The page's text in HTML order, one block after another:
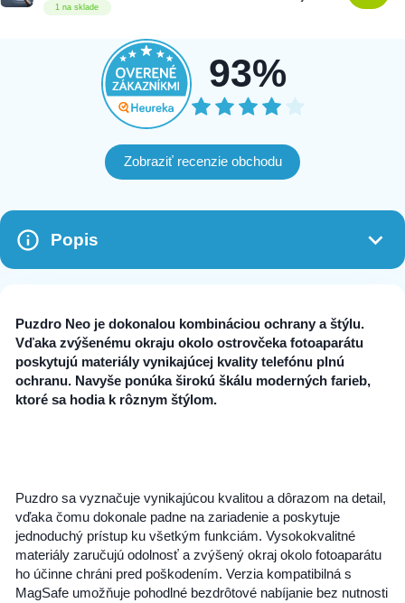
1 na sklade
93%
Zobraziť recenzie obchodu
Popis
Puzdro Neo je dokonalou kombináciou ochrany a štýlu.
Vďaka zvýšenému okraju okolo ostrovčeka fotoaparátu
poskytujú materiály vynikajúcej kvality telefónu plnú
ochranu. Navyše ponúka širokú škálu moderných farieb,
ktoré sa hodia k rôznym štýlom.
Puzdro sa vyznačuje vynikajúcou kvalitou a dôrazom na detail,
vďaka čomu dokonale padne na zariadenie a poskytuje
jednoduchý prístup ku všetkým funkciám. Vysokokvalitné
materiály zaručujú odolnosť a zvýšený okraj okolo fotoaparátu
ho účinne chráni pred poškodením. Verzia kompatibilná s
MagSafe umožňuje pohodlné bezdrôtové nabíjanie bez nutnosti